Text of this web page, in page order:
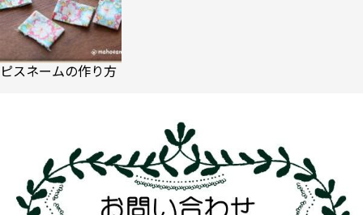
ピスネームの作り方